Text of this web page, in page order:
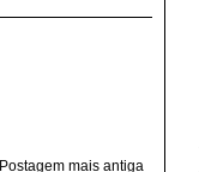
Postagem mais antiga